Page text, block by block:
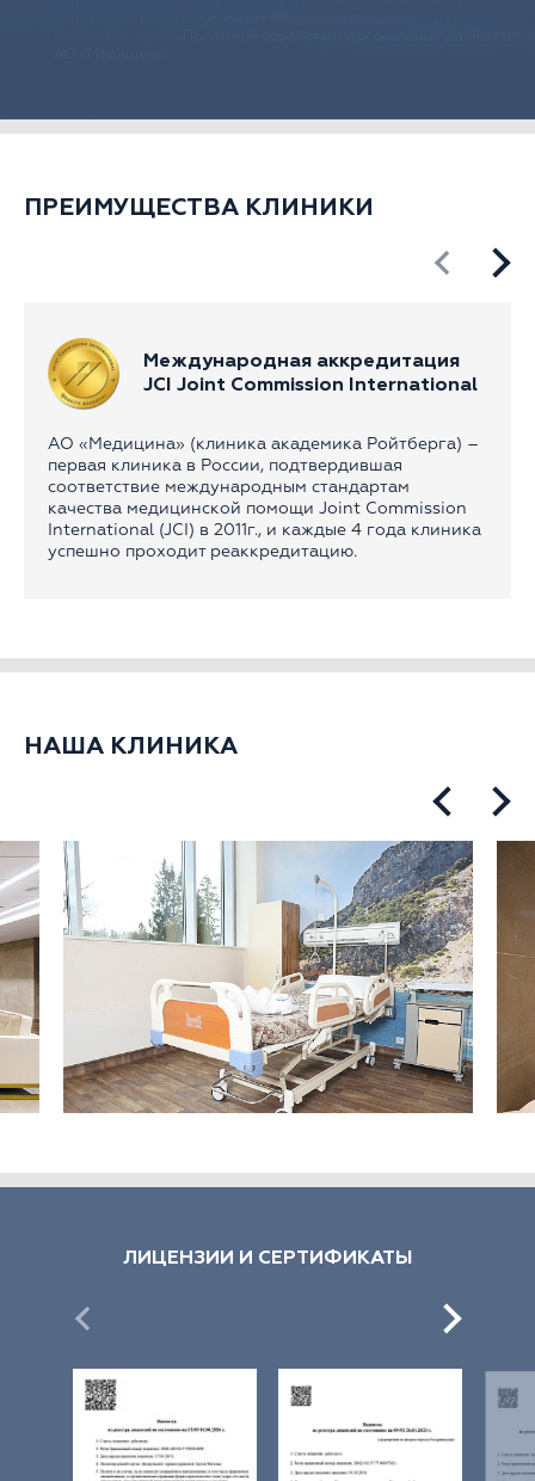
ПРЕИМУЩЕСТВА КЛИНИКИ
Международная аккредитация
JCI Joint Commission International
АО «Медицина» (клиника академика Ройтберга) –
первая клиника в России, подтвердившая
соответствие международным стандартам
качества медицинской помощи Joint Commission
International (JCI) в 2011г., и каждые 4 года клиника
успешно проходит реаккредитацию.
НАША КЛИНИКА
ЛИЦЕНЗИИ И СЕРТИФИКАТЫ